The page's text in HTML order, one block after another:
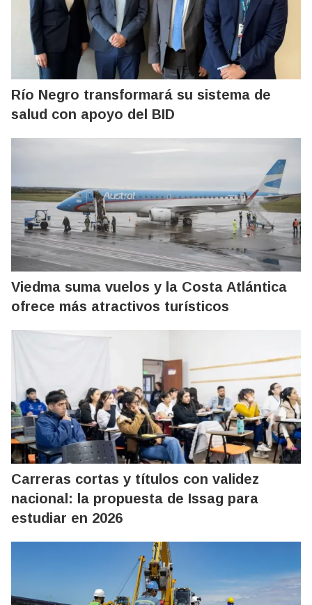
Río Negro transformará su sistema de
salud con apoyo del BID
Viedma suma vuelos y la Costa Atlántica
ofrece más atractivos turísticos
Carreras cortas y títulos con validez
nacional: la propuesta de Issag para
estudiar en 2026